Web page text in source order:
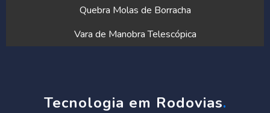
Quebra Molas de Borracha
Vara de Manobra Telescópica
Tecnologia em Rodovias.